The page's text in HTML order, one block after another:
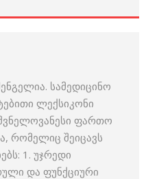
სამედიცინო
ლექსიკონი
ფართო
რომელიც შეიცავს
1. უჯრედი
და ფუნქციური